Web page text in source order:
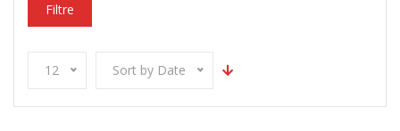
Filtre
12 Sort by Date